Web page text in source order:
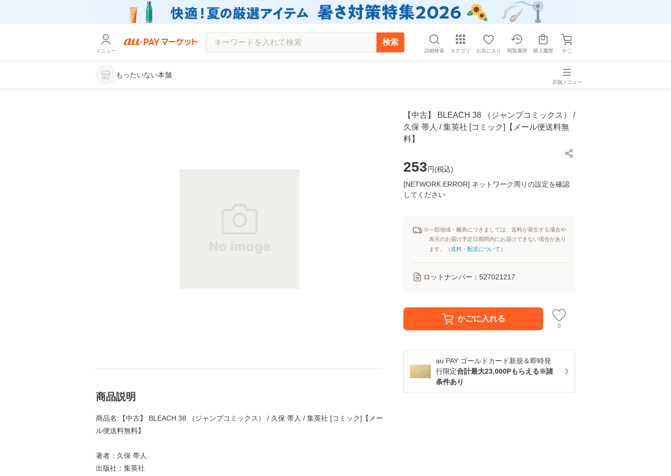
メニュー
検索
詳細検索 カテゴリ お気に入り 閲覧履歴 購入履歴 かご
もったいない本舗
店舗メニュー
【中古】 BLEACH 38 （ジャンプコミックス） /
久保 帯人 / 集英社 [コミック]【メール便送料無
料】
253円(税込)
[NETWORK ERROR] ネットワーク周りの設定を確認
してください
※一部地域・離島につきましては、送料が発生する場合や
表示のお届け予定日期間内にお届けできない場合があり
ます。（送料・配送について ）
ロットナンバー： 527021217
かごに入れる
0
au PAY ゴールドカード新規＆即時発
行限定合計最大23,000Pもらえる※諸
条件あり
商品説明
商品名:【中古】 BLEACH 38 （ジャンプコミックス） / 久保 帯人 / 集英社 [コミック]【メー
ル便送料無料】
著者：久保 帯人
出版社：集英社